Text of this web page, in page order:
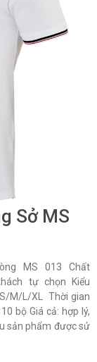
Sở MS
MS 013 Chất
tự chọn Kiểu
M/L/XL Thời gian
bộ Giá cả: hợp lý,
sản phẩm được sử